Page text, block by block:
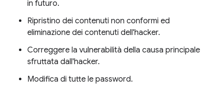
in futuro.
Ripristino dei contenuti non conformi ed
eliminazione dei contenuti dell'hacker.
Correggere la vulnerabilità della causa principale
sfruttata dall'hacker.
Modifica di tutte le password.